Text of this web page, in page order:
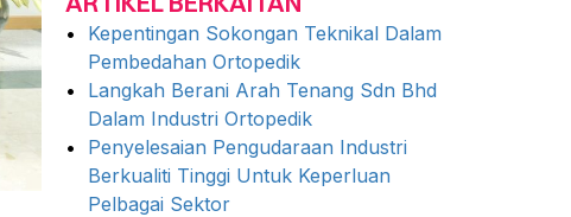
Kepentingan Sokongan Teknikal Dalam
Pembedahan Ortopedik
Langkah Berani Arah Tenang Sdn Bhd
Dalam Industri Ortopedik
Penyelesaian Pengudaraan Industri
Berkualiti Tinggi Untuk Keperluan
Pelbagai Sektor